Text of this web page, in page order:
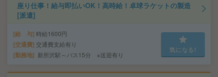
座り仕事！給与即払いOK！高時給！卓球ラケットの製造
[派遣]
給 与 時給1600円
交通費 交通費支給有り
勤務地 新所沢駅～バス15分 ※送迎有り
気になる!